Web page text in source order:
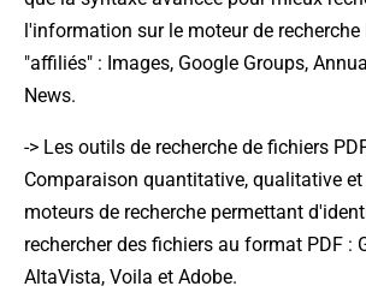
l'information sur le moteur de
"affiliés" : Images, Google Groups,
News.
-> Les outils de recherche de fichiers
Comparaison quantitative, qualitative
moteurs de recherche permettant
rechercher des fichiers au format PDF :
AltaVista, Voila et Adobe.